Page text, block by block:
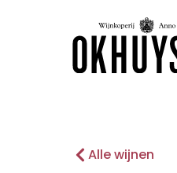
Alle wijnen